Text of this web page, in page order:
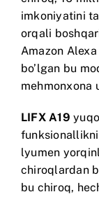
imkoniyatini
orqali
Amazon
bo’lgan bu
mehmonxona
LIFX A19
lyumen
chiroqlardan
bu chiroq,